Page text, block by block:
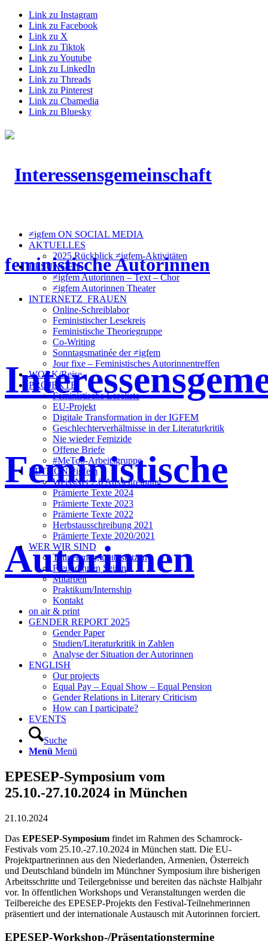
Link zu Instagram
Link zu Facebook
Link zu X
Link zu Tiktok
Link zu Youtube
Link zu LinkedIn
Link zu Threads
Link zu Pinterest
Link zu Cbamedia
Link zu Bluesky
Feministische
Autorinnen
≠igfem ON SOCIAL MEDIA
AKTUELLES
2025 Rückblick ≠igfem-Aktivitäten
LESUNGEN
≠igfem Autorinnen – Text – Chor
≠igfem Autorinnen Theater
INTERNETZ_FRAUEN
Online-Schreiblabor
Feministischer Lesekreis
Feministische Theoriegruppe
Co-Writing
Sonntagsmatinée der ≠igfem
Jour fixe – Feministisches Autorinnentreffen
WORK/Reise
PROJEKTE
Feministische Leseliste
EU-Projekt
Digitale Transformation in der IGFEM
Geschlechterverhältnisse in der Literaturkritik
Nie wieder Femizide
Offene Briefe
#MeToo-Arbeitsgruppe
EDITION ≠igfem
WeissNet 2.6 Ausschreibung
Prämierte Texte 2024
Prämierte Texte 2023
Prämierte Texte 2022
Herbstausschreibung 2021
Prämierte Texte 2020/2021
WER WIR SIND
Teilnehmen, unterstützen
Freundinnen Seiten
Mitarbeit
Praktikum/Internship
Kontakt
on air & print
GENDER REPORT 2025
Gender Paper
Studien/Literaturkritik in Zahlen
Analyse der Situation der Autorinnen
ENGLISH
Our projects
Equal Pay – Equal Show – Equal Pension
Gender Relations in Literary Criticism
How can I participate?
EVENTS
Suche
Menü Menü
EPESEP-Symposium vom
25.10.-27.10.2024 in München
21.10.2024
Das EPESEP-Symposium findet im Rahmen des Schamrock-
Festivals vom 25.10.-27.10.2024 in München statt. Die EU-
Projektpartnerinnen aus den Niederlanden, Armenien, Österreich
und Deutschland bündeln im Münchner Symposium ihre bisherigen
Arbeitsschritte und Teilergebnisse und bereiten das nächste Halbjahr
vor. In öffentlichen Workshops und Veranstaltungen werden die
Teilbereiche des EPESEP-Projekts den Festival-Teilnehmerinnen
präsentiert und der internationale Austausch mit Autorinnen forciert.
EPESEP-Workshop-/Präsentationstermine